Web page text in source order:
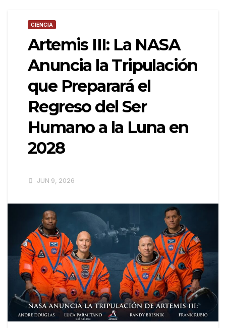
CIENCIA
Artemis III: La NASA
Anuncia la Tripulación
que Preparará el
Regreso del Ser
Humano a la Luna en
2028
JUN 9, 2026